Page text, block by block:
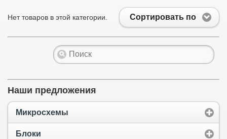
Сортировать по
Нет товаров в этой категории.
Наши предложения
Микросхемы
Блоки